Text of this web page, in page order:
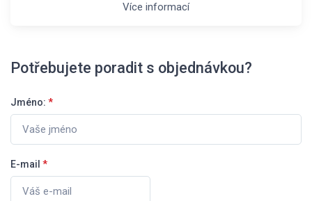
Více informací
Potřebujete poradit s objednávkou?
Jméno: *
E-mail *